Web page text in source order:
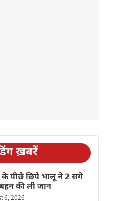
ख़बरें
पीछे छिपे भालू ने 2 सगे
की ली जान
6, 2026